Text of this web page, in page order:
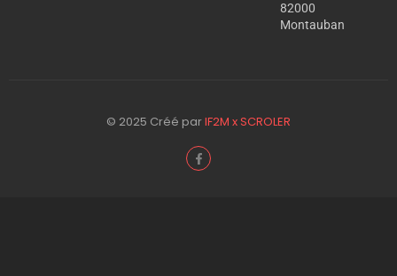
82000
Montauban
© 2025 Créé parIF2M x SCROLER